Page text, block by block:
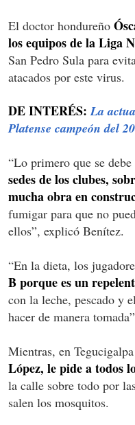
El doctor hondureño
los equipos de la Liga
San Pedro Sula para
atacados por este virus.
DE INTERÉS:La
Platense campeón del
“Lo primero que se
sedes de los clubes,
mucha obra en
fumigar para que no
ellos”, explicó Benítez.
“En la dieta, los
B porque es un
con la leche, pescado y
hacer de manera
Mientras, en
López, le pide a todos
la calle sobre todo por
salen los mosquitos.